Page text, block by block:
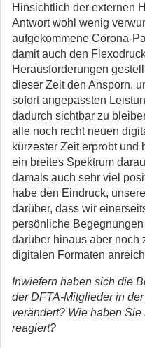
Hinsichtlich der externen
Antwort wohl wenig
aufgekommene Corona-
damit auch den
Herausforderungen
dieser Zeit den Ansporn,
sofort angepassten
dadurch sichtbar zu
alle noch recht neuen
kürzester Zeit erprobt und
ein breites Spektrum
damals auch sehr viel
habe den Eindruck,
darüber, dass wir
persönliche
darüber hinaus aber noch
digitalen Formaten
Inwiefern haben sich die
der DFTA-Mitglieder in
verändert? Wie haben
reagiert?